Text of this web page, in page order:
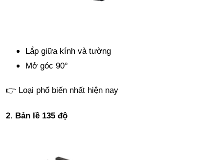
Lắp giữa kính và tường
Mở góc 90°
👉 Loại phổ biến nhất hiện nay
2. Bản lề 135 độ